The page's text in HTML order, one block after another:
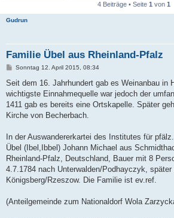
4 Beiträge • Seite 1 von 1
Gudrun
Familie Übel aus Rheinland-Pfalz
B
i
r
a
Sonntag 12. April 2015, 08:34
Seit dem 16. Jahrhundert gab es Weinanbau in
wichtigste Einnahmequelle war jedoch der
1411 gab es bereits eine Ortskapelle. Später
Kirche von Becherbach.
In der Auswandererkartei des Institutes für
Übel (Ibel,Ibbel) Johann Michael aus
Rheinland-Pfalz, Deutschland, Bauer mit 8
4.7.1784 nach Unterwalden/Podhayczyk, später
Königsberg/Rzeszow. Die Familie ist ev.ref.
(Anteilgemeinde zum Nationaldorf Wola